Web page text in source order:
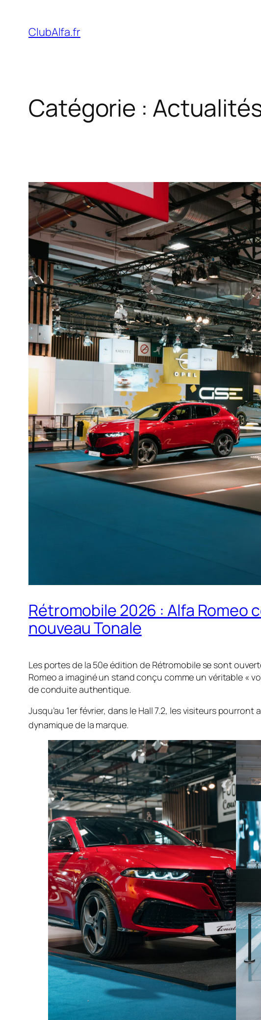
contenu
ClubAlfa.fr
Catégorie :
Rétromobile 2026 : Alfa Romeo
nouveau Tonale
Les portes de la 50e édition de Rétromobile se sont
Romeo a imaginé un stand conçu comme un véritable «
de conduite authentique.
Jusqu’au 1er février, dans le Hall 7.2, les visiteurs
dynamique de la marque.